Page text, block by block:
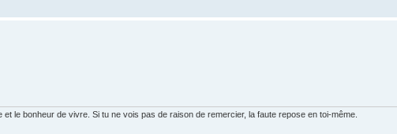
le bonheur de vivre. Si tu ne vois pas de raison de remercier, la faute repose en toi-même.